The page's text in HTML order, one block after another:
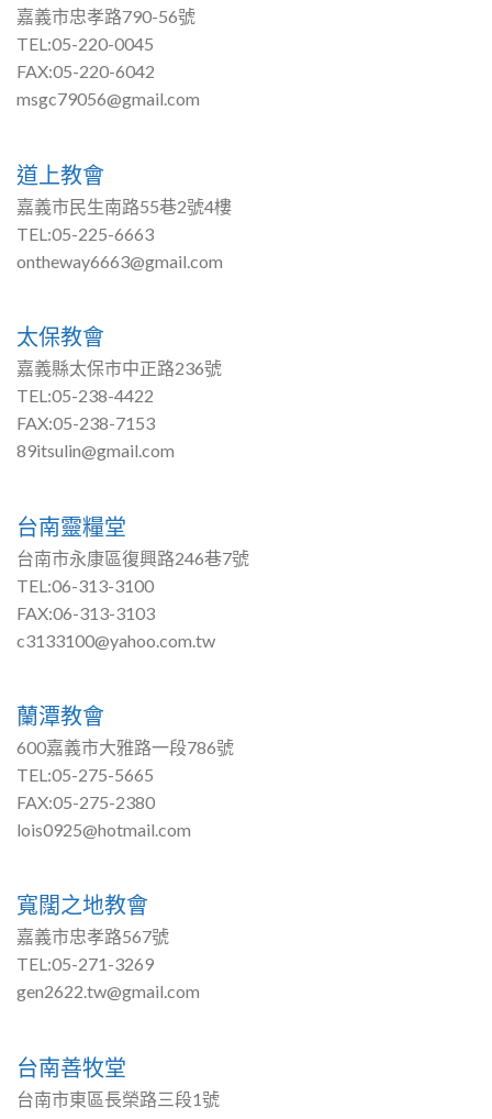
嘉義市忠孝路790-56號
TEL:05-220-0045
FAX:05-220-6042
msgc79056@gmail.com
道上教會
嘉義市民生南路55巷2號4樓
TEL:05-225-6663
ontheway6663@gmail.com
太保教會
嘉義縣太保市中正路236號
TEL:05-238-4422
FAX:05-238-7153
89itsulin@gmail.com
台南靈糧堂
台南市永康區復興路246巷7號
TEL:06-313-3100
FAX:06-313-3103
c3133100@yahoo.com.tw
蘭潭教會
600嘉義市大雅路一段786號
TEL:05-275-5665
FAX:05-275-2380
lois0925@hotmail.com
寬闊之地教會
嘉義市忠孝路567號
TEL:05-271-3269
gen2622.tw@gmail.com
台南善牧堂
台南市東區長榮路三段1號